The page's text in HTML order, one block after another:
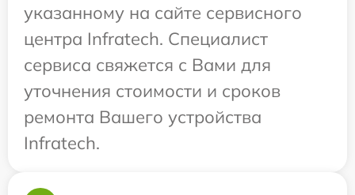
указанному на сайте сервисного
центра Infratech. Специалист
сервиса свяжется с Вами для
уточнения стоимости и сроков
ремонта Вашего устройства
Infratech.